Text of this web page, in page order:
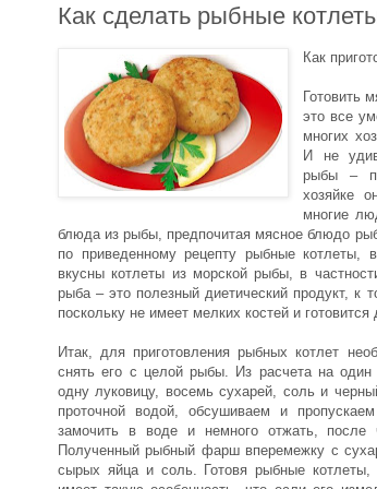
Как сделать рыбные
Как
Готовить
это все
многих
И не
рыбы –
хозяйке
многие
блюда из рыбы, предпочитая мясное блюдо
по приведенному рецепту рыбные
вкусны котлеты из морской рыбы, в
рыба – это полезный диетический продукт, к
поскольку не имеет мелких костей и готовится
Итак, для приготовления рыбных котлет
снять его с целой рыбы. Из расчета на
одну луковицу, восемь сухарей, соль и
проточной водой, обсушиваем и
замочить в воде и немного отжать, после
Полученный рыбный фарш вперемежку с
сырых яйца и соль. Готовя рыбные